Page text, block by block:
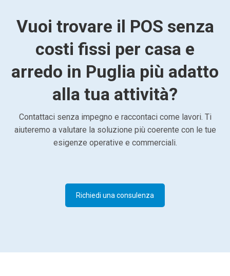
Vuoi trovare il POS senza
costi fissi per casa e
arredo in Puglia più adatto
alla tua attività?
Contattaci senza impegno e raccontaci come lavori. Ti
aiuteremo a valutare la soluzione più coerente con le tue
esigenze operative e commerciali.
Richiedi una consulenza